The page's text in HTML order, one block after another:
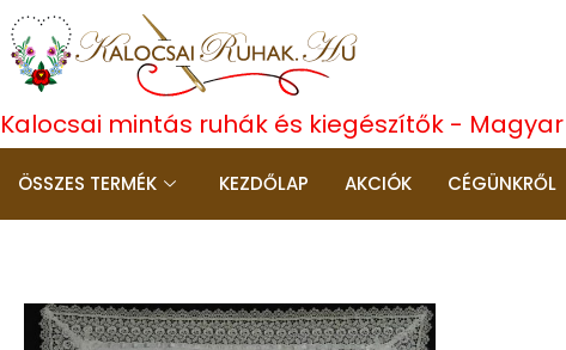
Kalocsai mintás ruhák és kiegészítők -
ÖSSZES TERMÉK KEZDŐLAP AKCIÓK CÉGÜNKRŐL